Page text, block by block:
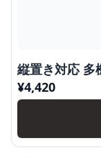
縦置き対応 多
¥4,420